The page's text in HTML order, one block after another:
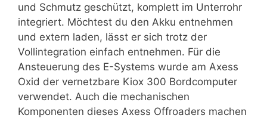
und Schmutz geschützt, komplett im Unterrohr
integriert. Möchtest du den Akku entnehmen
und extern laden, lässt er sich trotz der
Vollintegration einfach entnehmen. Für die
Ansteuerung des E-Systems wurde am Axess
Oxid der vernetzbare Kiox 300 Bordcomputer
verwendet. Auch die mechanischen
Komponenten dieses Axess Offroaders machen